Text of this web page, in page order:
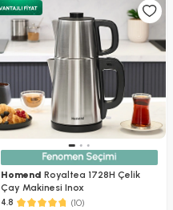
Homend Royaltea 1728H Çelik
Çay Makinesi Inox
4.8 (10)